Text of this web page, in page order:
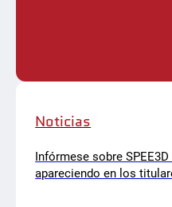
Noticias
Infórmese sobre
apareciendo en los